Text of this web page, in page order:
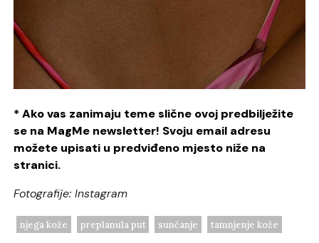
* Ako vas zanimaju teme slične ovoj predbilježite
se na MagMe newsletter! Svoju email adresu
možete upisati u predviđeno mjesto niže na
stranici.
Fotografije: Instagram
njega kože preplanula put sunčanje tamnjenje kože